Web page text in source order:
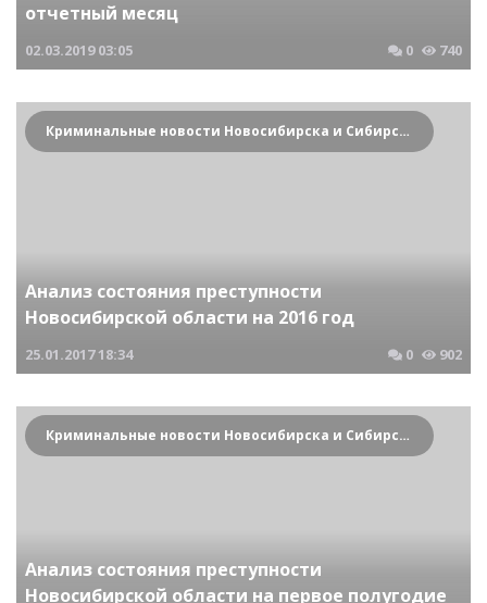
отчетный месяц
02.03.2019 03:05 0 740
Криминальные новости Новосибирска и Сибирского региона
Анализ состояния преступности
Новосибирской области на 2016 год
25.01.201718:34 0 902
Криминальные новости Новосибирска и Сибирского региона
Анализ состояния преступности
Новосибирской области на первое полугодие